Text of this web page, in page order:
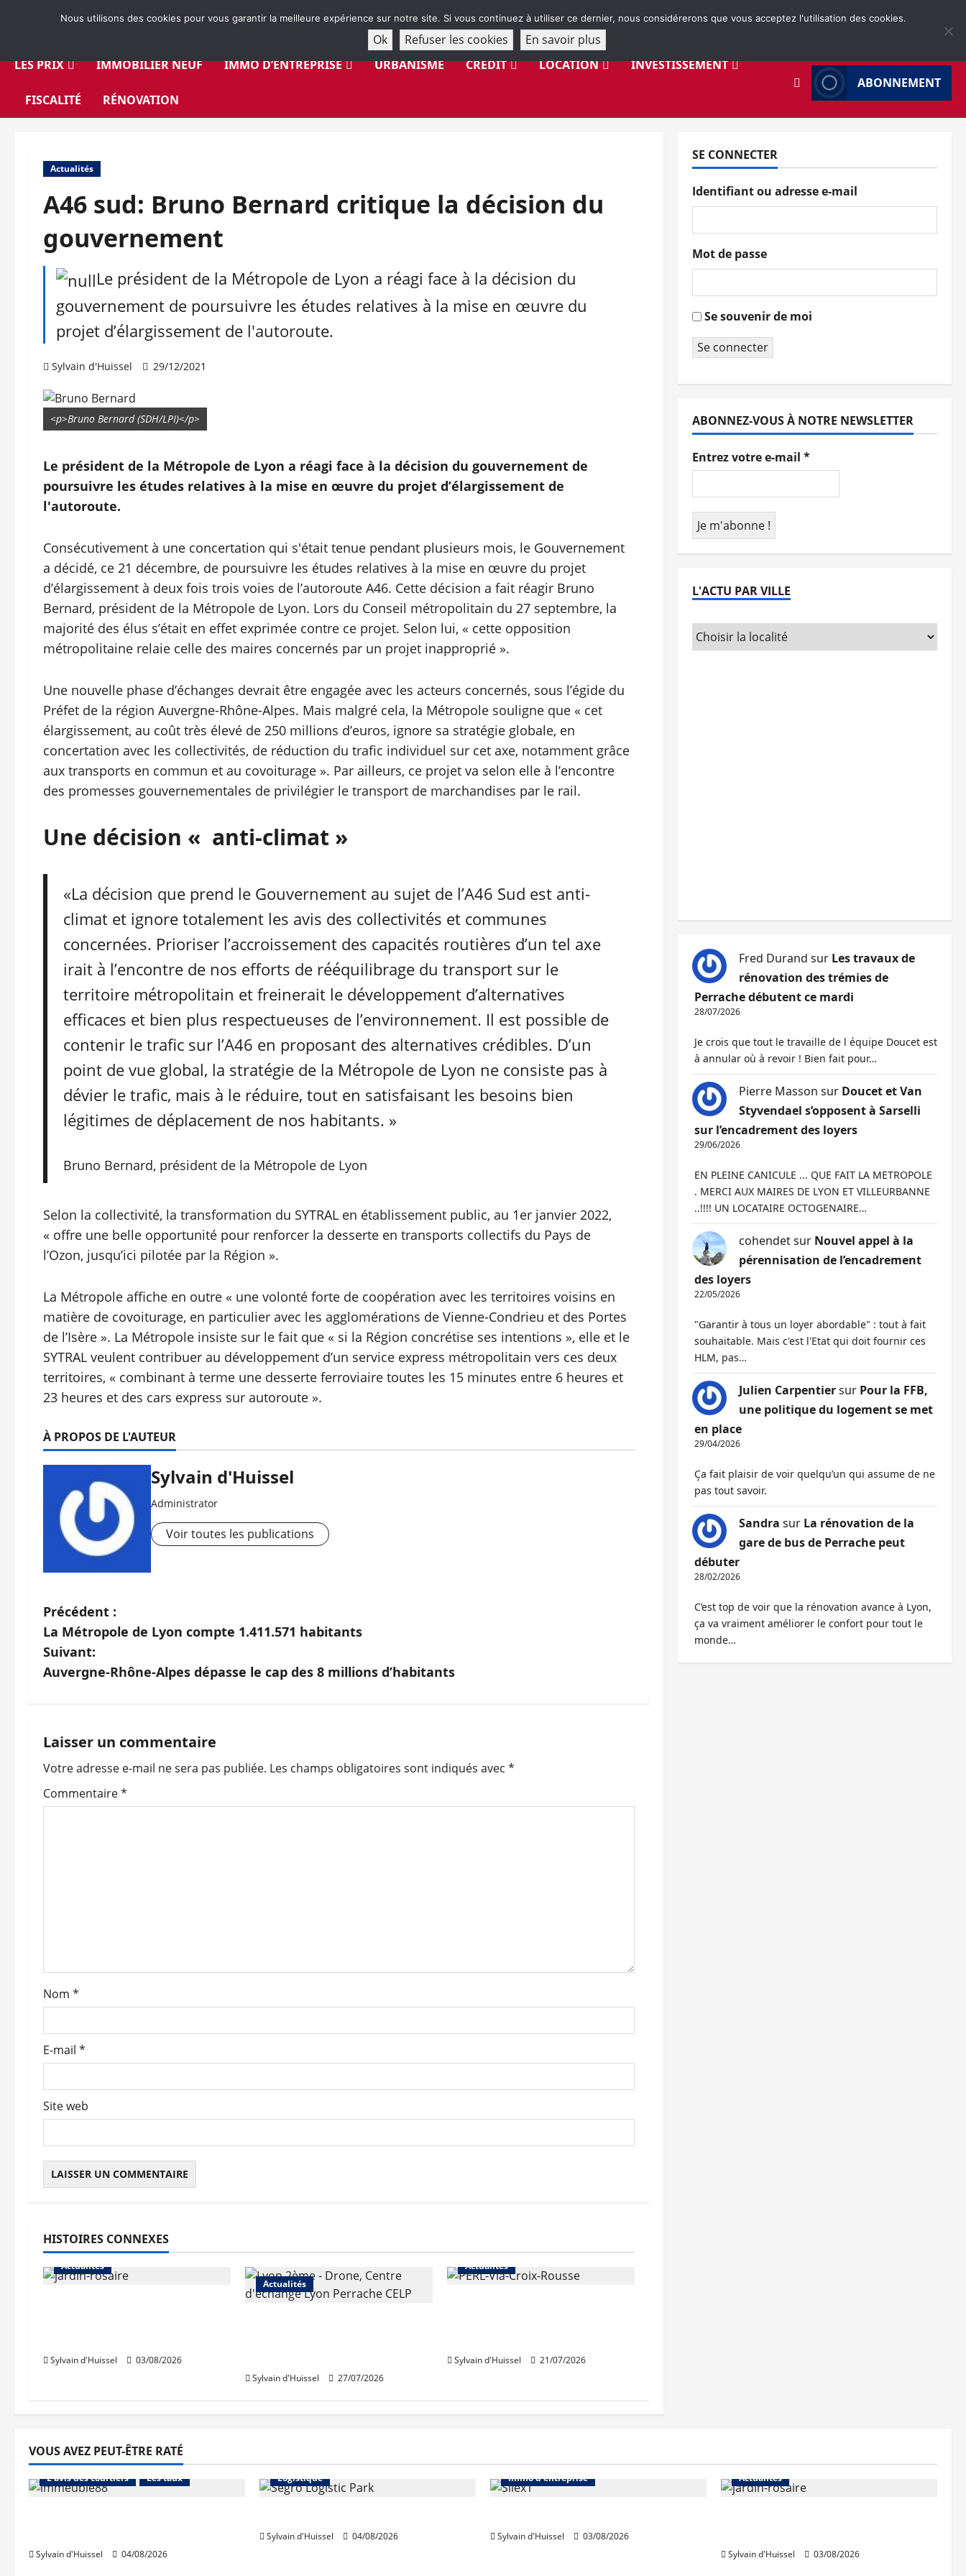
LES PRIX
IMMOBILIER NEUF IMMO D’ENTREPRISE URBANISME CRÉDIT LOCATION INVESTISSEMENT
FISCALITÉ RÉNOVATION
ABONNEMENT
Actualités
A46 sud: Bruno Bernard critique la décision du
gouvernement
Le président de la Métropole de Lyon a réagi face à la décision du
gouvernement de poursuivre les études relatives à la mise en œuvre du
projet d’élargissement de l'autoroute.
Sylvain d'Huissel 29/12/2021
<p>Bruno Bernard (SDH/LPI)</p>
Le président de la Métropole de Lyon a réagi face à la décision du gouvernement de
poursuivre les études relatives à la mise en œuvre du projet d’élargissement de
l'autoroute.
Consécutivement à une concertation qui s'était tenue pendant plusieurs mois, le Gouvernement
a décidé, ce 21 décembre, de poursuivre les études relatives à la mise en œuvre du projet
d’élargissement à deux fois trois voies de l’autoroute A46. Cette décision a fait réagir Bruno
Bernard, président de la Métropole de Lyon. Lors du Conseil métropolitain du 27 septembre, la
majorité des élus s’était en effet exprimée contre ce projet. Selon lui, « cette opposition
métropolitaine relaie celle des maires concernés par un projet inapproprié ».
Une nouvelle phase d’échanges devrait être engagée avec les acteurs concernés, sous l’égide du
Préfet de la région Auvergne-Rhône-Alpes. Mais malgré cela, la Métropole souligne que « cet
élargissement, au coût très élevé de 250 millions d’euros, ignore sa stratégie globale, en
concertation avec les collectivités, de réduction du trafic individuel sur cet axe, notamment grâce
aux transports en commun et au covoiturage ». Par ailleurs, ce projet va selon elle à l’encontre
des promesses gouvernementales de privilégier le transport de marchandises par le rail.
Une décision « anti-climat »
«La décision que prend le Gouvernement au sujet de l’A46 Sud est anti-
climat et ignore totalement les avis des collectivités et communes
concernées. Prioriser l’accroissement des capacités routières d’un tel axe
irait à l’encontre de nos efforts de rééquilibrage du transport sur le
territoire métropolitain et freinerait le développement d’alternatives
efficaces et bien plus respectueuses de l’environnement. Il est possible de
contenir le trafic sur l’A46 en proposant des alternatives crédibles. D’un
point de vue global, la stratégie de la Métropole de Lyon ne consiste pas à
dévier le trafic, mais à le réduire, tout en satisfaisant les besoins bien
légitimes de déplacement de nos habitants. »
Bruno Bernard, président de la Métropole de Lyon
Selon la collectivité, la transformation du SYTRAL en établissement public, au 1er janvier 2022,
« offre une belle opportunité pour renforcer la desserte en transports collectifs du Pays de
l’Ozon, jusqu’ici pilotée par la Région ».
La Métropole affiche en outre « une volonté forte de coopération avec les territoires voisins en
matière de covoiturage, en particulier avec les agglomérations de Vienne-Condrieu et des Portes
de l’Isère ». La Métropole insiste sur le fait que « si la Région concrétise ses intentions », elle et le
SYTRAL veulent contribuer au développement d’un service express métropolitain vers ces deux
territoires, « combinant à terme une desserte ferroviaire toutes les 15 minutes entre 6 heures et
23 heures et des cars express sur autoroute ».
À PROPOS DE L'AUTEUR
Sylvain d'Huissel
Administrator
Voir toutes les publications
N
a
v
g
a
t
a
r
t
i
c
l
e
Précédent :
La Métropole de Lyon compte 1.411.571 habitants
Suivant:
Auvergne-Rhône-Alpes dépasse le cap des 8 millions d’habitants
Laisser un commentaire
Votre adresse e-mail ne sera pas publiée. Les champs obligatoires sont indiqués avec *
Commentaire*
Nom *
E-mail *
Site web
HISTOIRES CONNEXES
Actualités
Sylvain d'Huissel 03/08/2026
Actualités
Sylvain d'Huissel 27/07/2026
Actualités
Sylvain d'Huissel 21/07/2026
SE CONNECTER
Identifiant ou adresse e-mail
Mot de passe
Se souvenir de moi
Se connecter
ABONNEZ-VOUS À NOTRE NEWSLETTER
Entrez votre e-mail *
L'ACTU PAR VILLE
Fred Durand sur Les travaux de
rénovation des trémies de
Perrache débutent ce mardi
28/07/2026
Je crois que tout le travaille de l équipe Doucet est
à annular où à revoir ! Bien fait pour…
Pierre Masson sur Doucet et Van
Styvendael s’opposent à Sarselli
sur l’encadrement des loyers
29/06/2026
EN PLEINE CANICULE ... QUE FAIT LA METROPOLE
. MERCI AUX MAIRES DE LYON ET VILLEURBANNE
..!!!! UN LOCATAIRE OCTOGENAIRE…
cohendetsur Nouvel appel à la
pérennisation de l’encadrement
des loyers
22/05/2026
"Garantir à tous un loyer abordable" : tout à fait
souhaitable. Mais c'est l'Etat qui doit fournir ces
HLM, pas…
Julien Carpentiersur Pour la FFB,
une politique du logement se met
en place
29/04/2026
Ça fait plaisir de voir quelqu’un qui assume de ne
pas tout savoir.
Sandra sur La rénovation de la
gare de bus de Perrache peut
débuter
28/02/2026
C’est top de voir que la rénovation avance à Lyon,
ça va vraiment améliorer le confort pour tout le
monde…
VOUS AVEZ PEUT-ÊTRE RATÉ
Abonnés
Financement
L'avis des courtiers
Les taux
Sylvain d'Huissel 04/08/2026
Logistique
Sylvain d'Huissel 04/08/2026
Immo d'entreprise
Sylvain d'Huissel 03/08/2026
Actualités
Sylvain d'Huissel 03/08/2026
Nous utilisons des cookies pour vous garantir la meilleure expérience sur notre site. Si vous continuez à utiliser ce dernier, nous considérerons que vous acceptez l'utilisation des cookies.
Ok Refuser les cookies En savoir plus